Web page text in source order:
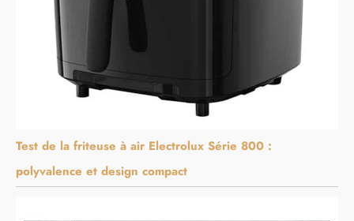
Test de la friteuse à air Electrolux Série 800 :
polyvalence et design compact